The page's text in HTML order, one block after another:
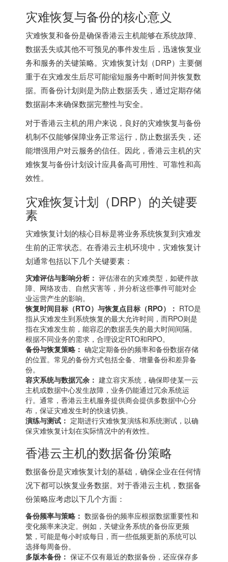
灾难恢复与备份的核心意义
灾难恢复和备份是确保香港云主机能够在系统故障、
数据丢失或其他不可预见的事件发生后，迅速恢复业
务和服务的关键策略。灾难恢复计划（DRP）主要侧
重于在灾难发生后尽可能缩短服务中断时间并恢复数
据。而备份计划则是为防止数据丢失，通过定期存储
数据副本来确保数据完整性与安全。
对于香港云主机的用户来说，良好的灾难恢复与备份
机制不仅能够保障业务正常运行，防止数据丢失，还
能增强用户对云服务的信任。因此， 香港云主机的灾
难恢复与备份计划设计应具备高可用性、可靠性和高
效性。
灾难恢复计划（DRP）的关键要
素
灾难恢复计划的核心目标是将业务系统恢复到灾难发
生前的正常状态。在香港云主机环境中，灾难恢复计
划通常包括以下几个关键要素：
灾难评估与影响分析： 评估潜在的灾难类型，如硬件故
障、网络攻击、自然灾害等，并分析这些事件可能对企
业运营产生的影响。
恢复时间目标（RTO）与恢复点目标（RPO）： RTO是
指从灾难发生到系统恢复的最大允许时间，而RPO则是
指在灾难发生前，能容忍的数据丢失的最大时间间隔。
根据不同业务的需求，合理设定RTO和RPO。
备份与恢复策略： 确定定期备份的频率和备份数据存储
的位置。常见的备份方式包括全备、增量备份和差异备
份。
容灾系统与数据冗余： 建立容灾系统，确保即使某一云
主机或数据中心发生故障，业务仍能通过冗余系统运
行。通常，香港云主机服务提供商会提供多数据中心分
布，保证灾难发生时的快速切换。
演练与测试： 定期进行灾难恢复演练和系统测试，以确
保灾难恢复计划在实际情况中的有效性。
香港云主机的数据备份策略
数据备份是灾难恢复计划的基础，确保企业在任何情
况下都可以恢复业务数据。对于香港云主机，数据备
份策略应考虑以下几个方面：
备份频率与策略： 数据备份的频率应根据数据重要性和
变化频率来决定。例如，关键业务系统的备份应更频
繁，可能是每小时或每日，而一些低频更新的系统可以
选择每周备份。
多版本备份： 保证不仅有最近的数据备份，还应保存多